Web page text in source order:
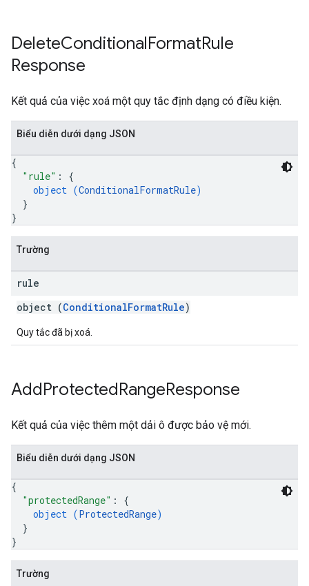
DeleteConditionalFormatRule
Response
Kết quả của việc xoá một quy tắc định dạng có điều kiện.
Biểu diễn dưới dạng JSON
{
"rule" : {
object (ConditionalFormatRule)
}
}
Trường
rule
object (ConditionalFormatRule)
Quy tắc đã bị xoá.
AddProtectedRangeResponse
Kết quả của việc thêm một dải ô được bảo vệ mới.
Biểu diễn dưới dạng JSON
{
"protectedRange" : {
object (ProtectedRange)
}
}
Trường